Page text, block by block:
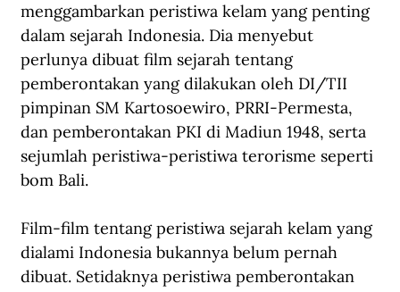
menggambarkan peristiwa kelam yang penting
dalam sejarah Indonesia. Dia menyebut
perlunya dibuat film sejarah tentang
pemberontakan yang dilakukan oleh DI/TII
pimpinan SM Kartosoewiro, PRRI-Permesta,
dan pemberontakan PKI di Madiun 1948, serta
sejumlah peristiwa-peristiwa terorisme seperti
bom Bali.
Film-film tentang peristiwa sejarah kelam yang
dialami Indonesia bukannya belum pernah
dibuat. Setidaknya peristiwa pemberontakan